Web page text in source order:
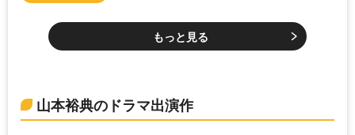
もっと見る
山本裕典のドラマ出演作